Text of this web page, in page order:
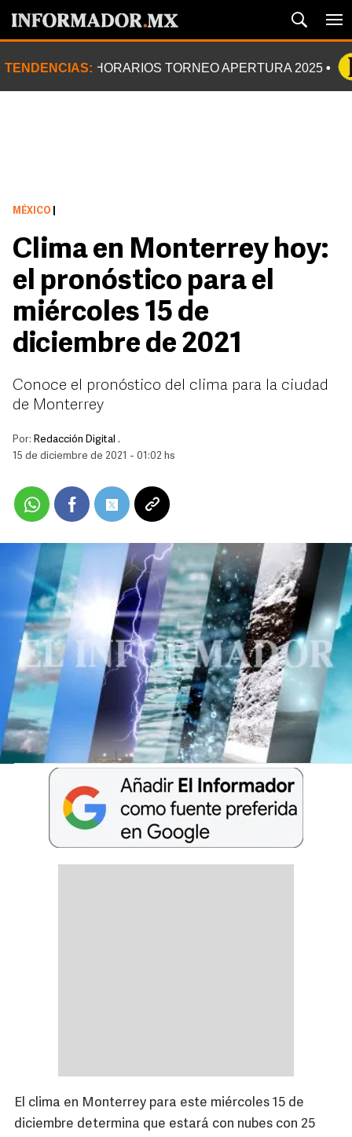
TENDENCIAS: HORARIOS TORNEO APERTURA 2025
MÉXICO
Clima en Monterrey hoy:
el pronóstico para el
miércoles 15 de
diciembre de 2021
Conoce el pronóstico del clima para la ciudad
de Monterrey
Por: Redacción Digital .
15 de diciembre de 2021 - 01:02 hs
El clima en Monterrey para este miércoles 15 de
diciembre determina que estará con nubes con 25